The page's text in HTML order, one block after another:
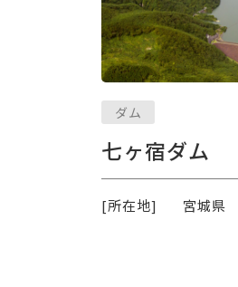
ダム
七ヶ宿ダム
[所在地] 宮城県